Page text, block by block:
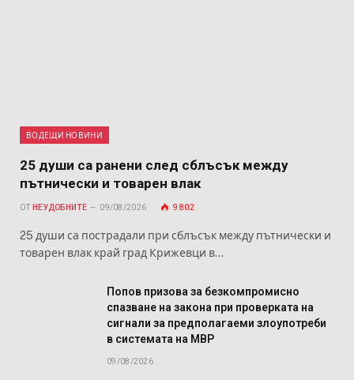
ВОДЕЩИ НОВИНИ
25 души са ранени след сблъсък между
пътнически и товарен влак
ОТ НЕУДОБНИТЕ 09/08/2026 9 802
25 души са пострадали при сблъсък между пътнически и
товарен влак край град Крижевци в…
Попов призова за безкомпромисно
спазване на закона при проверката на
сигнали за предполагаеми злоупотреби
в системата на МВР
09/08/2026